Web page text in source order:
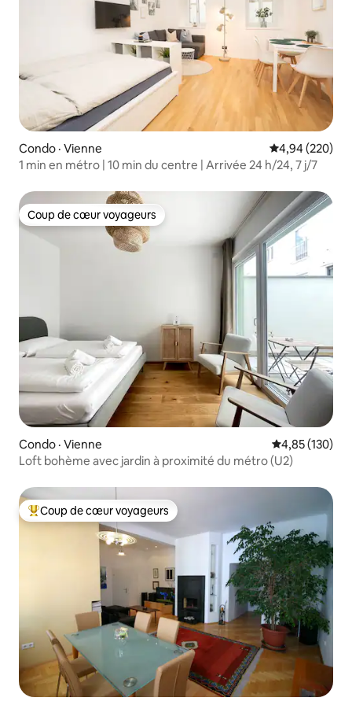
Condo · Vienne Note
4,94 (220)
1 min en métro | 10 min du centre | Arrivée 24 h/24, 7 j/7
Coup de cœur voyageurs
Coup de cœur voyageurs
Condo · Vienne Note
4,85 (130)
Loft bohème avec jardin à proximité du métro (U2)
Coup de cœur voyageurs parmi les plus aimés
Coup de cœur voyageurs